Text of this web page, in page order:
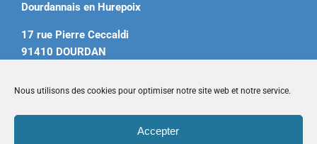
Nous utilisons des cookies pour optimiser notre site web et notre service.
Accepter
Dourdannais en Hurepoix
17 rue Pierre Ceccaldi
91410 DOURDAN
contact@ccdourdannais.com